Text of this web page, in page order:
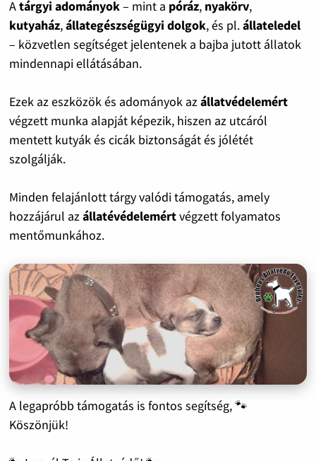
Atárgyi adományok– mint a póráz, nyakörv,
kutyaház,állategészségügyi dolgok, és pl.állateledel
– közvetlen segítséget jelentenek a bajba jutott állatok
mindennapi ellátásában.
Ezek az eszközök és adományok azállatvédelemért
végzett munka alapját képezik, hiszen az utcáról
mentett kutyák és cicák biztonságát és jólétét
szolgálják.
Minden felajánlott tárgy valódi támogatás, amely
hozzájárul azállatévédelemértvégzett folyamatos
mentőmunkához.
A legapróbb támogatás is fontos segítség, 🐾
Köszönjük!